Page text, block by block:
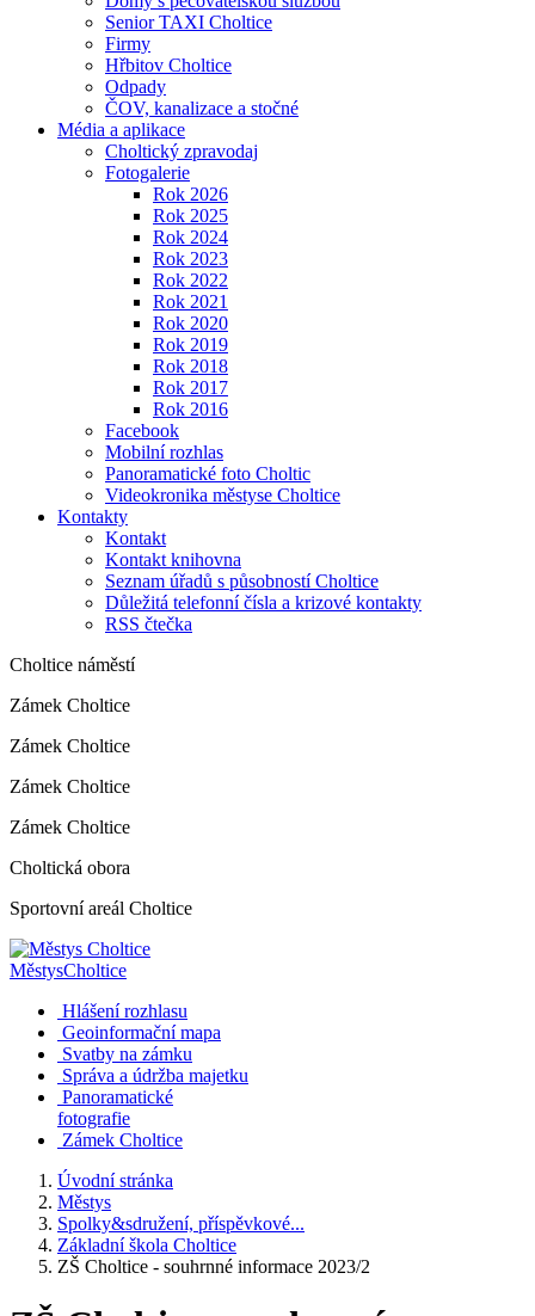
Senior TAXI Choltice
Firmy
Hřbitov Choltice
Odpady
ČOV, kanalizace a stočné
Média a aplikace
Choltický zpravodaj
Fotogalerie
Rok 2026
Rok 2025
Rok 2024
Rok 2023
Rok 2022
Rok 2021
Rok 2020
Rok 2019
Rok 2018
Rok 2017
Rok 2016
Facebook
Mobilní rozhlas
Panoramatické foto Choltic
Videokronika městyse Choltice
Kontakty
Kontakt
Kontakt knihovna
Seznam úřadů s působností Choltice
Důležitá telefonní čísla a krizové kontakty
RSS čtečka
Choltice náměstí
Zámek Choltice
Zámek Choltice
Zámek Choltice
Zámek Choltice
Choltická obora
Sportovní areál Choltice
MěstysCholtice
Hlášení rozhlasu
Geoinformační mapa
Svatby na zámku
Správa a údržba majetku
Panoramatické
fotografie
Zámek Choltice
Úvodní stránka
Městys
Spolky&sdružení, příspěvkové...
Základní škola Choltice
ZŠ Choltice - souhrnné informace 2023/2